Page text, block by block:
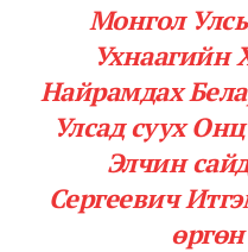
Монгол
Ухнаагийн
Найрамдах
Улсад суух
Элчин
Сергеевич